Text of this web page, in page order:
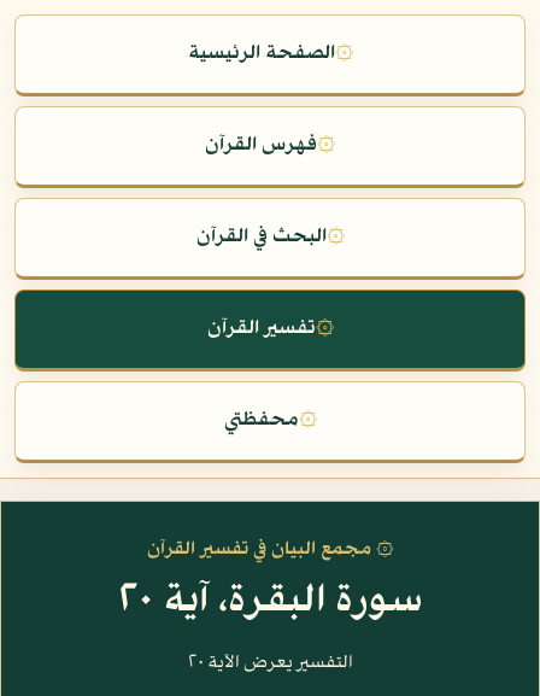
۞الصفحة الرئيسية
۞فهرس القرآن
۞البحث في القرآن
۞تفسير القرآن
۞محفظتي
۞ مجمع البيان في تفسير القرآن
سورة البقرة، آية ٢٠
التفسير يعرض الآية ٢٠